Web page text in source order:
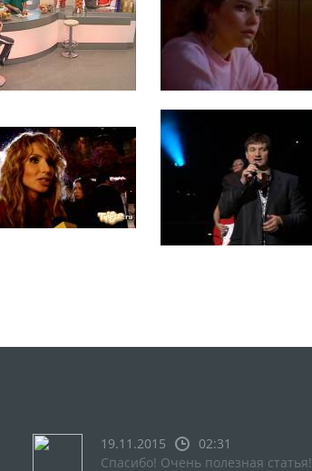
19.11.2015
02:31
Спасибо! Очень полезная статья!